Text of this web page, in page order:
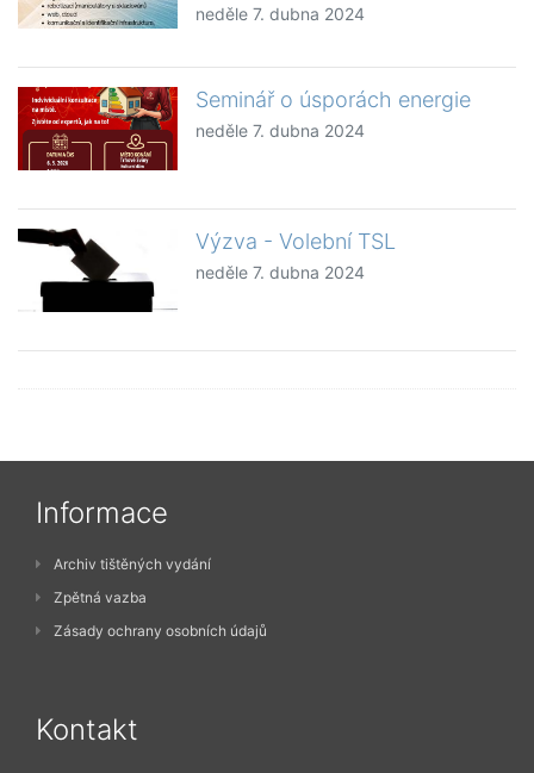
neděle 7. dubna 2024
Seminář o úsporách energie
neděle 7. dubna 2024
Výzva - Volební TSL
neděle 7. dubna 2024
Informace
Archiv tištěných vydání
Zpětná vazba
Zásady ochrany osobních údajů
Kontakt